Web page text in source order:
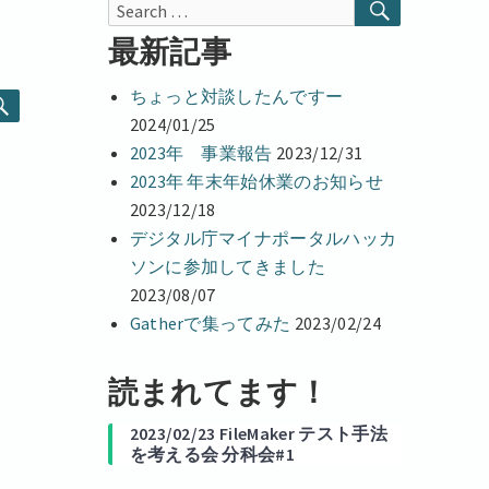
Search
for:
最新記事
ちょっと対談したんですー
2024/01/25
2023年 事業報告 2023/12/31
2023年 年末年始休業のお知らせ
2023/12/18
デジタル庁マイナポータルハッカ
ソンに参加してきました
2023/08/07
Gatherで集ってみた 2023/02/24
読まれてます！
2023/02/23 FileMaker テスト手法
を考える会 分科会#1